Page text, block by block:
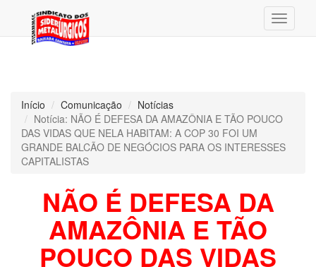
Menu
Início Comunicação
Notícias
Notícia: NÃO É DEFESA DA AMAZÔNIA E TÃO POUCO
DAS VIDAS QUE NELA HABITAM: A COP 30 FOI UM
GRANDE BALCÃO DE NEGÓCIOS PARA OS INTERESSES
CAPITALISTAS
NÃO É DEFESA DA
AMAZÔNIA E TÃO
POUCO DAS VIDAS